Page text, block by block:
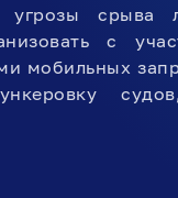
срыва
с
мобильных